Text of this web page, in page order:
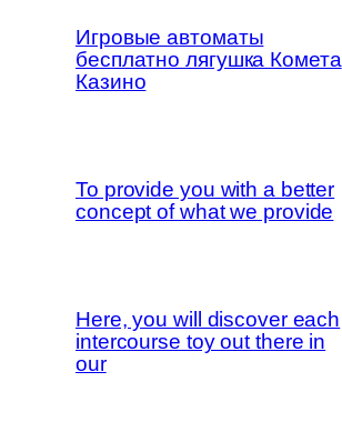
Игровые автоматы
бесплатно лягушка Комета
Казино
To provide you with a better
concept of what we provide
Here, you will discover each
intercourse toy out there in
our